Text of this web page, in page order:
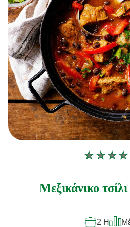
Δεν
αυτό
Μεξικάνικο
2 H